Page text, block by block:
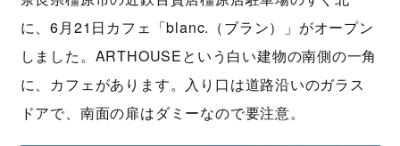
に、6月21日カフェ「blanc.（ブラン）」がオープン
しました。ARTHOUSEという白い建物の南側の一角
に、カフェがあります。入り口は道路沿いのガラス
ドアで、南面の扉はダミーなので要注意。